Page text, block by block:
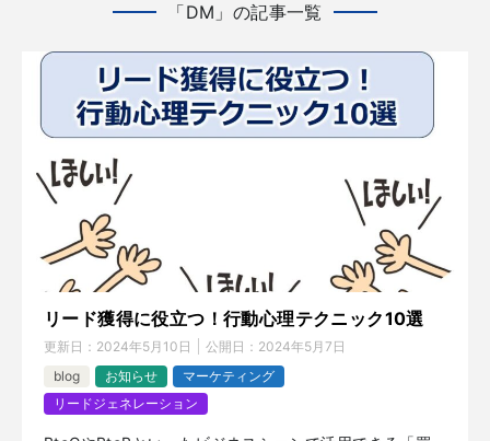
「DM」の記事一覧
リード獲得に役立つ！行動心理テクニック10選
更新日： 2024年5月10日 公開日： 2024年5月7日
blog
お知らせ
マーケティング
リードジェネレーション